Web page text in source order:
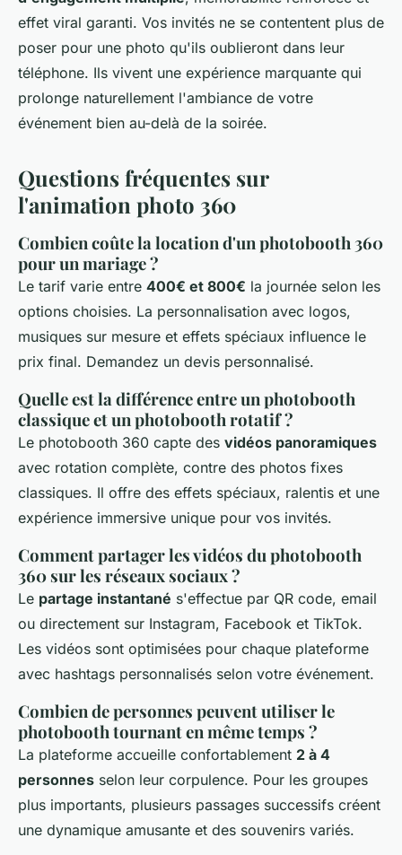
effet viral garanti. Vos invités ne se contentent plus de
poser pour une photo qu'ils oublieront dans leur
téléphone. Ils vivent une expérience marquante qui
prolonge naturellement l'ambiance de votre
événement bien au-delà de la soirée.
Questions fréquentes sur
l'animation photo 360
Combien coûte la location d'un photobooth 360
pour un mariage ?
Le tarif varie entre 400€ et 800€ la journée selon les
options choisies. La personnalisation avec logos,
musiques sur mesure et effets spéciaux influence le
prix final. Demandez un devis personnalisé.
Quelle est la différence entre un photobooth
classique et un photobooth rotatif ?
Le photobooth 360 capte des vidéos panoramiques
avec rotation complète, contre des photos fixes
classiques. Il offre des effets spéciaux, ralentis et une
expérience immersive unique pour vos invités.
Comment partager les vidéos du photobooth
360 sur les réseaux sociaux ?
Le partage instantané s'effectue par QR code, email
ou directement sur Instagram, Facebook et TikTok.
Les vidéos sont optimisées pour chaque plateforme
avec hashtags personnalisés selon votre événement.
Combien de personnes peuvent utiliser le
photobooth tournant en même temps ?
La plateforme accueille confortablement 2 à 4
personnes selon leur corpulence. Pour les groupes
plus importants, plusieurs passages successifs créent
une dynamique amusante et des souvenirs variés.